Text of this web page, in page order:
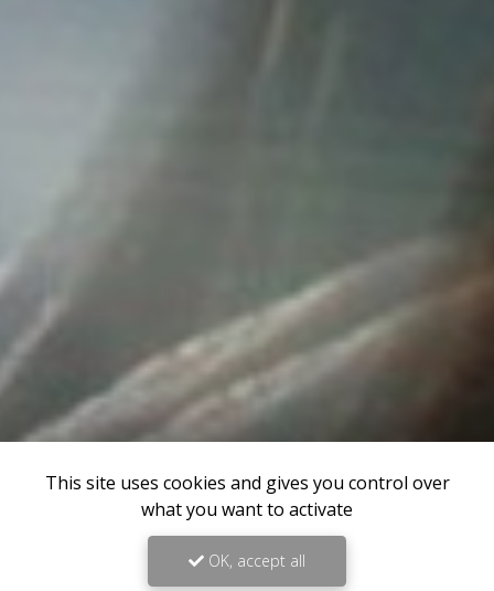
This site uses cookies and gives you control over
what you want to activate
OK, accept all